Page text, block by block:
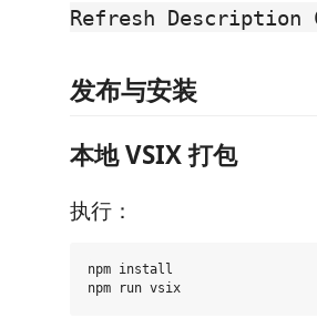
Refresh Description
发布与安装
本地 VSIX 打包
执行：
npm install